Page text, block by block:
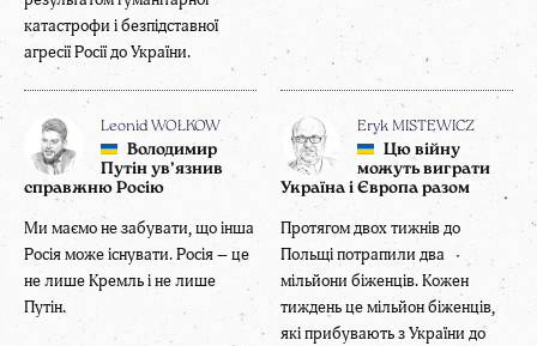
катастрофи і безпідставної
агресії Росії до України.
Leonid WOŁKOW
Володимир
Путін ув’язнив
справжню Росію
Ми маємо не забувати, що інша
Росія може існувати. Росія – це
не лише Кремль і не лише
Путін.
Eryk MISTEWICZ
Цю війну
можуть виграти
Україна і Європа разом
Протягом двох тижнів до
Польщі потрапили два
мільйони біженців. Кожен
тиждень це мільйон біженців,
які прибувають з України до